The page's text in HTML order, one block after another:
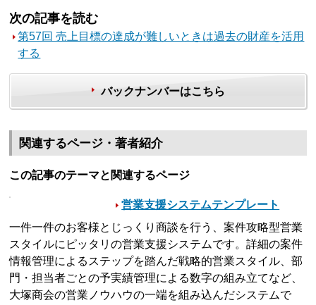
次の記事を読む
第57回 売上目標の達成が難しいときは過去の財産を活用
する
バックナンバーはこちら
関連するページ・著者紹介
この記事のテーマと関連するページ
営業支援システムテンプレート
一件一件のお客様とじっくり商談を行う、案件攻略型営業
スタイルにピッタリの営業支援システムです。詳細の案件
情報管理によるステップを踏んだ戦略的営業スタイル、部
門・担当者ごとの予実績管理による数字の組み立てなど、
大塚商会の営業ノウハウの一端を組み込んだシステムで